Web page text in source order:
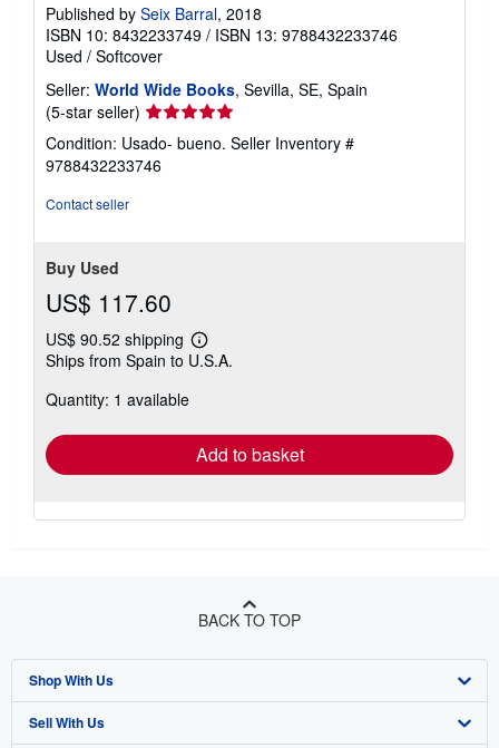
Published by Seix Barral, 2018
ISBN 10: 8432233749 / ISBN 13: 9788432233746
Used / Softcover
Seller: World Wide Books, Sevilla, SE, Spain
(5-star seller) Seller
rating
5
out
Condition: Usado- bueno. Seller Inventory #
9788432233746
Contact seller
Buy Used
US$ 117.60
US$ 90.52 shipping
Learn
more
Ships from Spain to U.S.A.
Quantity: 1 available
Add to basket
BACK TO TOP
Shop With Us
Advanced Search
Sell With Us